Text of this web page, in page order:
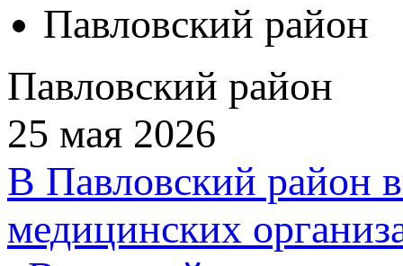
Павловский район
Павловский район
25 мая 2026
В Павловский район
медицинских